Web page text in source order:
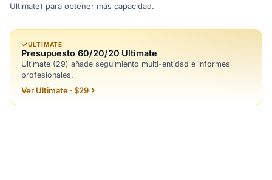
Ultimate) para obtener más capacidad.
ULTIMATE
Presupuesto 60/20/20 Ultimate
Ultimate (29) añade seguimiento multi-entidad e informes
profesionales.
Ver Ultimate · $29